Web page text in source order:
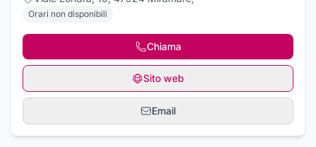
Orari non disponibili
Chiama
Sito web
Email